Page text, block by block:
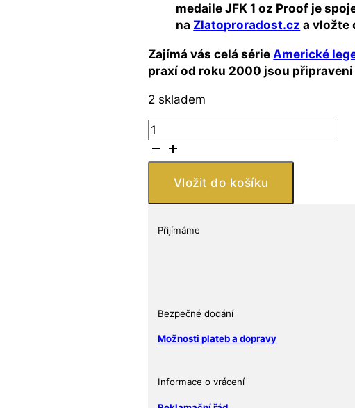
medaile JFK 1 oz Proof je
na Zlatoproradost.cz a vložte
Zajímá vás celá série Americké
praxí od roku 2000 jsou
2 skladem
Stříbrná
medaile
John
oz
Osborne
množství
Vložit do košíku
Přijímáme
Bezpečné dodání
Možnosti plateb a dopravy
Informace o vrácení